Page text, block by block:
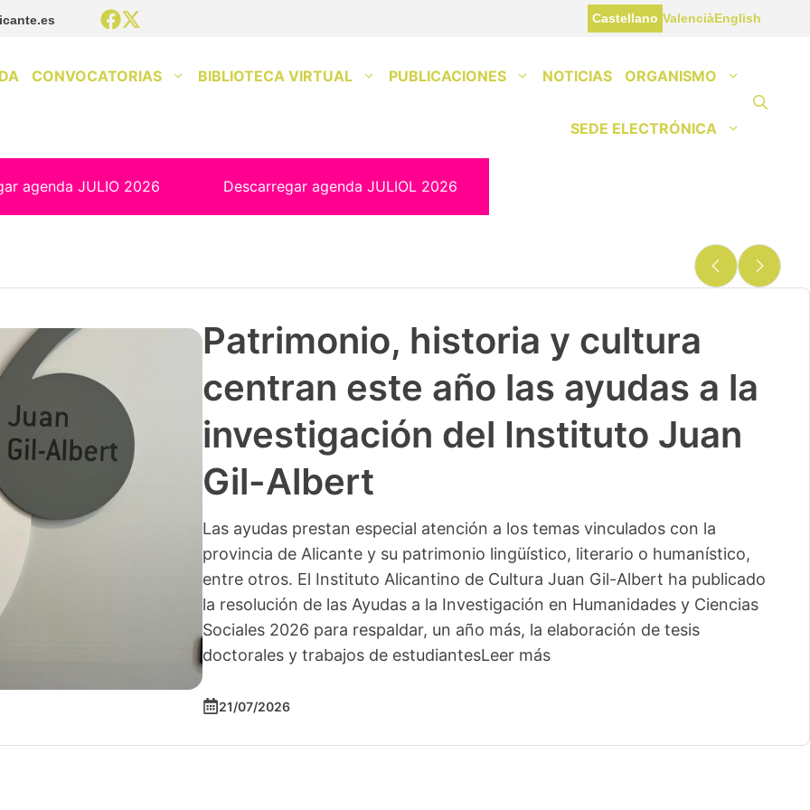
Castellano ValenciàEnglish
CONVOCATORIAS BIBLIOTECA VIRTUAL PUBLICACIONES NOTICIAS ORGANISMO
SEDE ELECTRÓNICA
agenda JULIO 2026 Descarregar agenda JULIOL 2026
Patrimonio, historia y cultura
centran este año las ayudas a la
investigación del Instituto Juan
Gil-Albert
Las ayudas prestan especial atención a los temas vinculados con la
provincia de Alicante y su patrimonio lingüístico, literario o humanístico,
entre otros. El Instituto Alicantino de Cultura Juan Gil-Albert ha publicado
la resolución de las Ayudas a la Investigación en Humanidades y Ciencias
Sociales 2026 para respaldar, un año más, la elaboración de tesis
doctorales y trabajos de estudiantesLeer más
21/07/2026